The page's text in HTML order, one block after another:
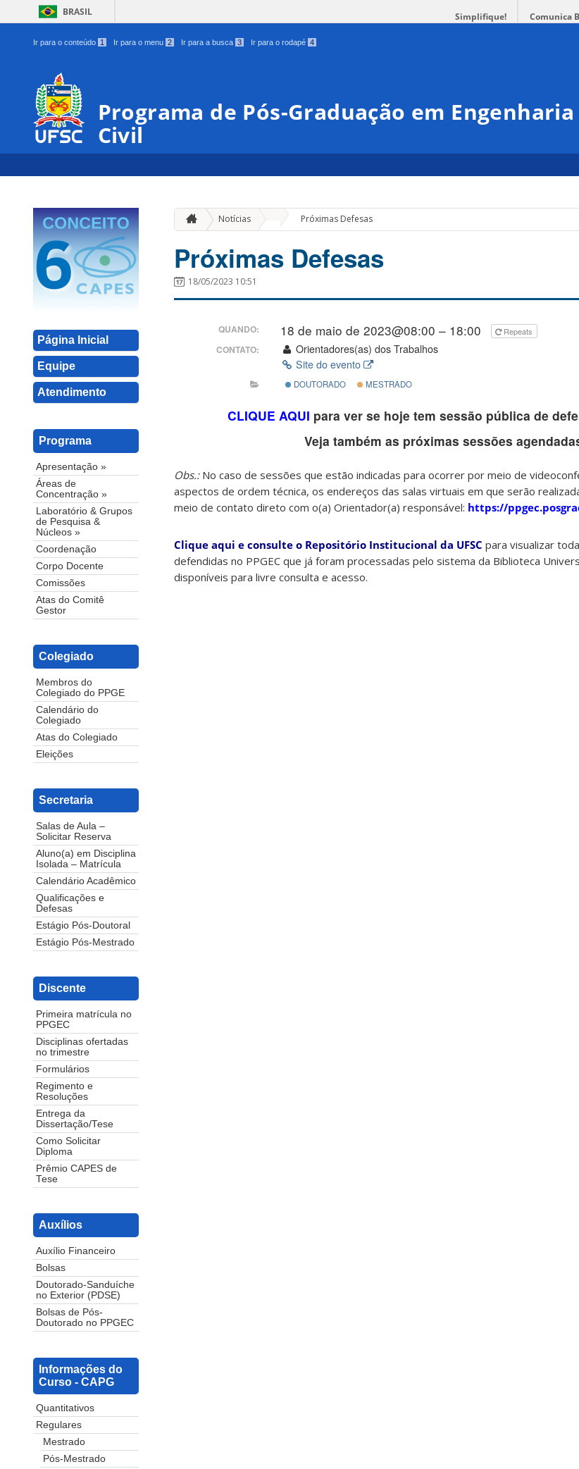
BRASIL Simplifique! Comunica
Ir para o conteúdo 1 Ir para o menu 2 Ir para a busca 3 Ir para o rodapé 4
Programa de Pós-Graduação em Engenharia
Civil
Página Inicial
Equipe
Atendimento
Programa
Apresentação »
Áreas de
Concentração »
Laboratório & Grupos
de Pesquisa &
Núcleos »
Coordenação
Corpo Docente
Comissões
Atas do Comitê
Gestor
Colegiado
Membros do
Colegiado do PPGE
Calendário do
Colegiado
Atas do Colegiado
Eleições
Secretaria
Salas de Aula –
Solicitar Reserva
Aluno(a) em Disciplina
Isolada – Matrícula
Calendário Acadêmico
Qualificações e
Defesas
Estágio Pós-Doutoral
Estágio Pós-Mestrado
Discente
Primeira matrícula no
PPGEC
Disciplinas ofertadas
no trimestre
Formulários
Regimento e
Resoluções
Entrega da
Dissertação/Tese
Como Solicitar
Diploma
Prêmio CAPES de
Tese
Auxílios
Auxílio Financeiro
Bolsas
Doutorado-Sanduíche
no Exterior (PDSE)
Bolsas de Pós-
Doutorado no PPGEC
Informações do
Curso - CAPG
Quantitativos
Regulares
Mestrado
Pós-Mestrado
Notícias Próximas Defesas
Próximas Defesas
18/05/2023 10:51
QUANDO: 18 de maio de 2023@08:00 – 18:00 Repeats
CONTATO:
Orientadores(as) dos Trabalhos
Site do evento
DOUTORADO MESTRADO
CLIQUE AQUI para ver se hoje tem sessão pública de
Veja também as próximas sessões
Obs.:No caso de sessões que estão indicadas para ocorrer por meio de
aspectos de ordem técnica, os endereços das salas virtuais em que serão
meio de contato direto com o(a) Orientador(a) responsável: https://
Clique aqui e consulte o Repositório Institucional da UFSC para visualizar
defendidas no PPGEC que já foram processadas pelo sistema da Biblioteca
disponíveis para livre consulta e acesso.